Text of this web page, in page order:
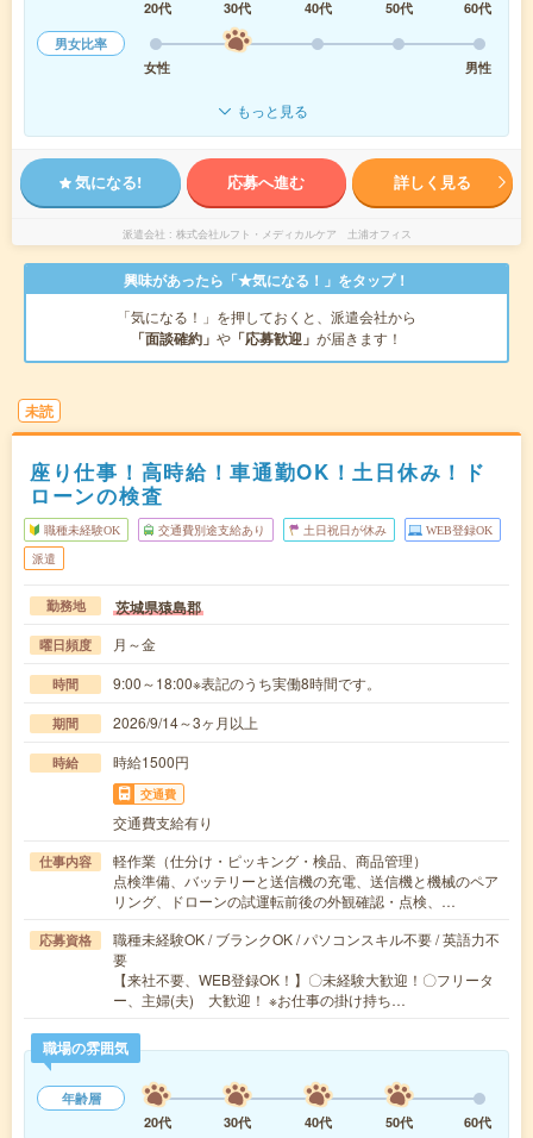
20代
30代 40代 50代
60代
男女比率
女性
男性
もっと見る
気になる! 応募へ進む 詳しく見る
派遣会社 株式会社ルフト・メディカルケア 土浦オフィス
興味があったら「★気になる！」をタップ！
「気になる！」を押しておくと、派遣会社から
「面談確約」 や 「応募歓迎」 が届きます！
未読
座り仕事！高時給！車通勤OK！土日休み！ド
ローンの検査
職種未経験OK 交通費別途支給あり 土日祝日が休み WEB登録OK
派遣
勤務地 茨城県猿島郡
曜日頻度 月～金
時間 9:00～18:00※表記のうち実働8時間です。
期間 2026/9/14～3ヶ月以上
時給 時給1500円
交通費
交通費支給有り
仕事内容
軽作業（仕分け・ピッキング・検品、商品管理）
点検準備、バッテリーと送信機の充電、送信機と機械のペア
リング、ドローンの試運転前後の外観確認・点検、…
応募資格
職種未経験OK / ブランクOK / パソコンスキル不要 / 英語力不
要
【来社不要、WEB登録OK！】〇未経験大歓迎！〇フリータ
ー、主婦(夫) 大歓迎！ ※お仕事の掛け持ち…
職場の雰囲気
年齢層
20代
30代 40代 50代 60代